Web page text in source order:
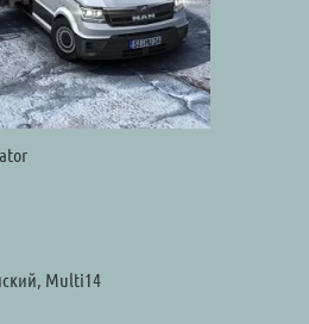
Multi14